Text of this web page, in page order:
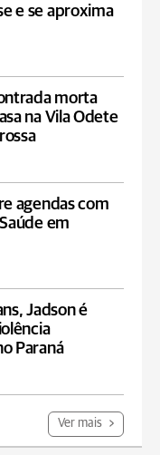
e se aproxima
morta
na Vila Odete
agendas com
em
Jadson é
Paraná
Ver mais